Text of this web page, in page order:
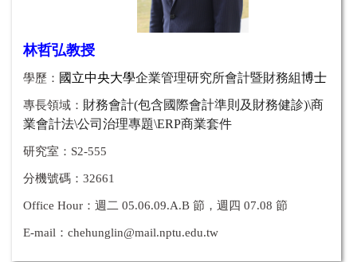
林哲弘教授
學歷： 國立中央大學企業管理研究所會計暨財務組博士
專長領域： 財務會計(包含國際會計準則及財務健診)\商
業會計法\公司治理專題\ERP商業套件
研究室：S2-555
分機號碼：32661
Office Hour： 週二 05.06.09.A.B 節，週四 07.08 節
E-mail： chehunglin@mail.nptu.edu.tw